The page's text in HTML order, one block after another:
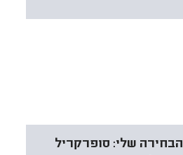
הבחירה שלי: סופרקריל